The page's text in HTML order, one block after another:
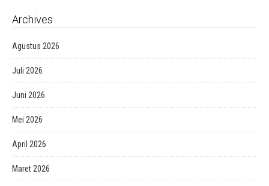
Archives
Agustus 2026
Juli 2026
Juni 2026
Mei 2026
April 2026
Maret 2026